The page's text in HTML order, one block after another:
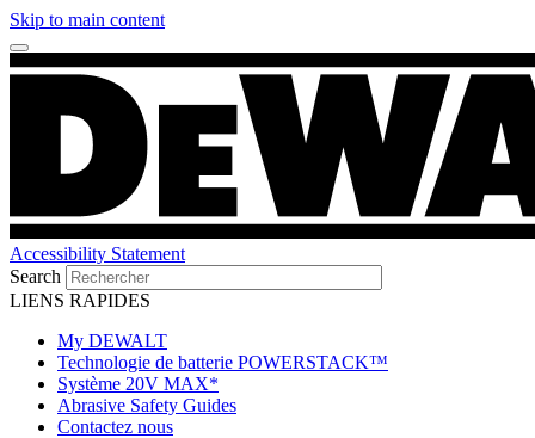
Skip to main content
Accessibility Statement
Search
LIENS RAPIDES
My DEWALT
Technologie de batterie POWERSTACK™
Système 20V MAX*
Abrasive Safety Guides
Contactez nous